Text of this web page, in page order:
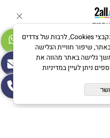
לידיעתך, באתרנו נעשה שימוש בקבצי Cookies, לרבות של צדדים
שיפור חוויית הגלישה
גלישה באתר מהווה את
ניתן לעיין במדיניות